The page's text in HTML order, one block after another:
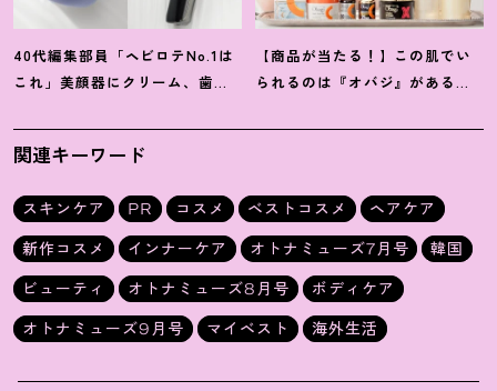
40代編集部員「ヘビロテNo.1は
これ」美顔器にクリーム、歯磨
ム】4選
【商品が当たる ！ 】この肌でい
られるのは『オバジ』があるか
バジレシピ」
関連キーワード
スキンケア PR コスメ ベストコスメ
ヘアケア
新作コスメ
インナーケア オトナミューズ7月号
韓国
ビューティ
オトナミューズ8月号
ボディケア
オトナミューズ9月号
マイベスト 海外生活